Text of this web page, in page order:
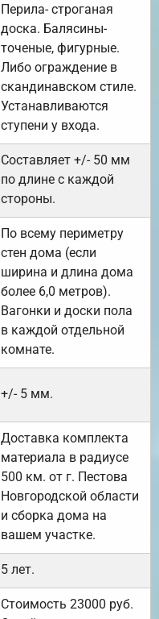
Перила- строганая
доска. Балясины-
точеные, фигурные.
Либо ограждение в
скандинавском стиле.
Устанавливаются
ступени у входа.
Составляет +/- 50 мм
по длине с каждой
стороны.
По всему периметру
стен дома (если
ширина и длина дома
более 6,0 метров).
Вагонки и доски пола
в каждой отдельной
комнате.
+/- 5 мм.
Доставка комплекта
материала в радиусе
500 км. от г. Пестова
Новгородской области
и сборка дома на
вашем участке.
5 лет.
Стоимость 23000 руб.